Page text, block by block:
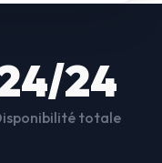
24
totale